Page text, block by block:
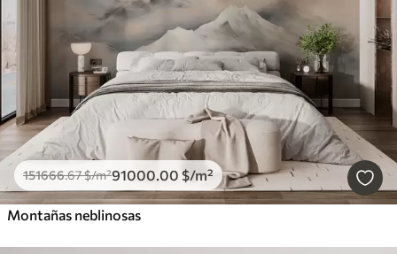
151666.67$/m²91000.00 $/m²
Montañas neblinosas